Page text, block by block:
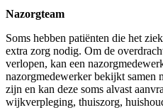
Nazorgteam
Soms hebben patiënten die het
extra zorg nodig. Om de
verlopen, kan een
nazorgmedewerker bekijkt samen
zijn en kan deze soms alvast
wijkverpleging, thuiszorg,